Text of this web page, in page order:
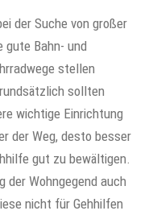
der Suche von großer
gute Bahn- und
stellen
sollten
wichtige Einrichtung
der Weg, desto besser
gut zu bewältigen.
der Wohngegend auch
nicht für Gehhilfen